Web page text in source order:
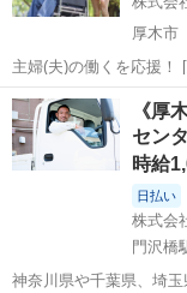
厚木市
主婦(夫)の働くを応援！ [勤務日数]： 週3日~ 08:00~11:00/15:00~18:00
[勤務地・最寄駅]： 神
神奈川 厚木市 ド
《厚
セン
時給
日払い
株式会
門沢橋
神奈川県や千葉県、埼玉